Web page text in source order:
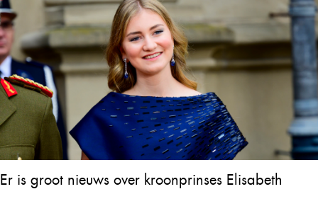
Er is groot nieuws over kroonprinses Elisabeth